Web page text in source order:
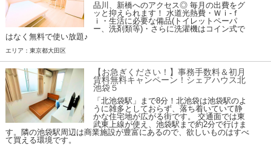
品川、新橋へのアクセス◎ 毎月の出費をグ
ッと抑えられます！ 水道光熱費・Ｗｉ-ｆ
ｉ・生活に必要な備品(トイレットペーパ
ー、洗剤類等)・さらに洗濯機はコイン式で
はなく無料で使い放題♪
エリア：東京都大田区
【お急ぎください！】事務手数料＆初月
賃料無料キャンペーン！シェアハウス北
池袋５
「北池袋駅」まで8分！北池袋は池袋駅のよ
うに雑多としておらず、落ち着いていて静
かな住宅地が広がる街です。 交通面では東
武東上線が使え、池袋駅まで約2分で行けま
す。隣の池袋駅周辺は商業施設が豊富にあるので、欲しいものはすべ
て買える環境です。